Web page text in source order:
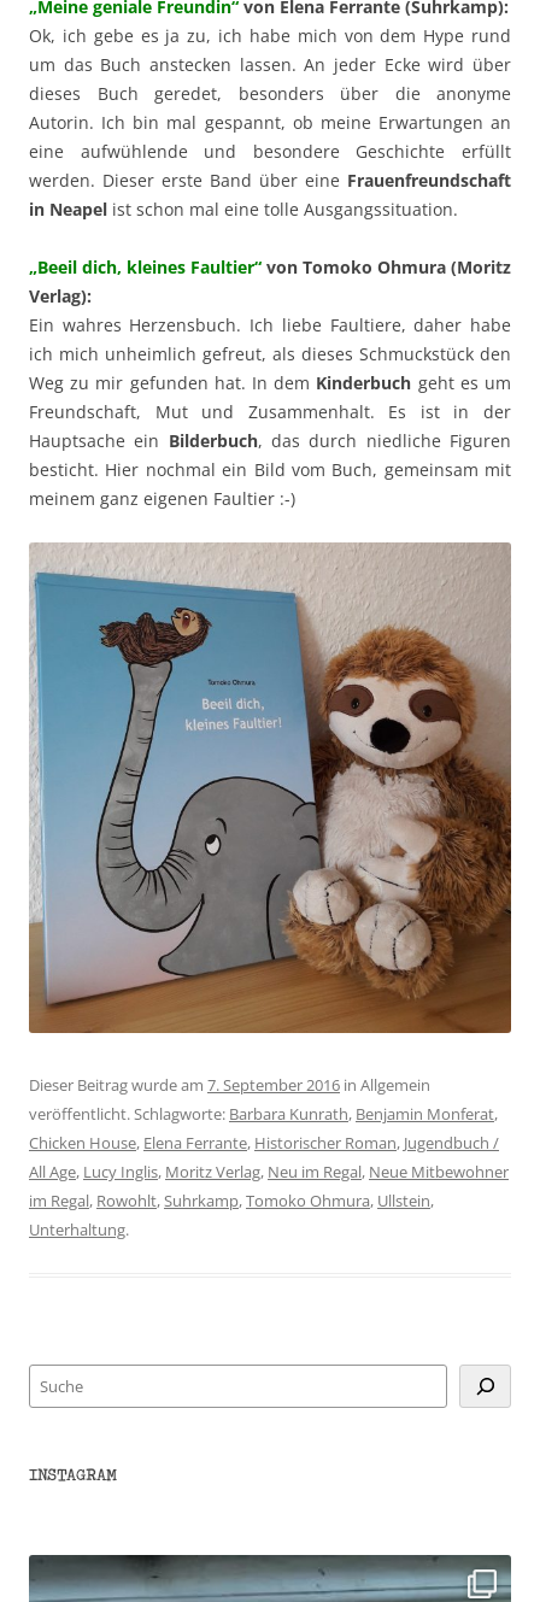
„Meine geniale Freundin“ von Elena Ferrante (Suhrkamp):
Ok, ich gebe es ja zu, ich habe mich von dem Hype rund
um das Buch anstecken lassen. An jeder Ecke wird über
dieses Buch geredet, besonders über die anonyme
Autorin. Ich bin mal gespannt, ob meine Erwartungen an
eine aufwühlende und besondere Geschichte erfüllt
werden. Dieser erste Band über eine Frauenfreundschaft
in Neapel ist schon mal eine tolle Ausgangssituation.
„Beeil dich, kleines Faultier“ von Tomoko Ohmura (Moritz
Verlag):
Ein wahres Herzensbuch. Ich liebe Faultiere, daher habe
ich mich unheimlich gefreut, als dieses Schmuckstück den
Weg zu mir gefunden hat. In dem Kinderbuch geht es um
Freundschaft, Mut und Zusammenhalt. Es ist in der
Hauptsache ein Bilderbuch, das durch niedliche Figuren
besticht. Hier nochmal ein Bild vom Buch, gemeinsam mit
meinem ganz eigenen Faultier :-)
Dieser Beitrag wurde am 7. September 2016 in Allgemein
veröffentlicht. Schlagworte: Barbara Kunrath, Benjamin Monferat,
Chicken House, Elena Ferrante, Historischer Roman, Jugendbuch /
All Age, Lucy Inglis, Moritz Verlag, Neu im Regal, Neue Mitbewohner
im Regal, Rowohlt,Suhrkamp,Tomoko Ohmura, Ullstein,
Unterhaltung.
Suchen
INSTAGRAM